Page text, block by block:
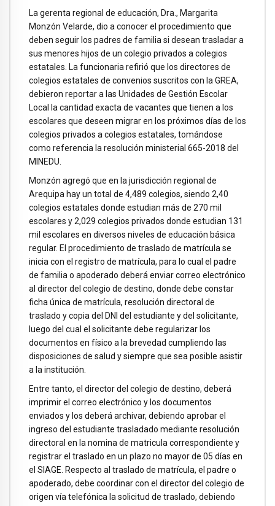
La gerenta regional de educación, Dra., Margarita
Monzón Velarde, dio a conocer el procedimiento que
deben seguir los padres de familia si desean trasladar a
sus menores hijos de un colegio privados a colegios
estatales. La funcionaria refirió que los directores de
colegios estatales de convenios suscritos con la GREA,
debieron reportar a las Unidades de Gestión Escolar
Local la cantidad exacta de vacantes que tienen a los
escolares que deseen migrar en los próximos días de los
colegios privados a colegios estatales, tomándose
como referencia la resolución ministerial 665-2018 del
MINEDU.
Monzón agregó que en la jurisdicción regional de
Arequipa hay un total de 4,489 colegios, siendo 2,40
colegios estatales donde estudian más de 270 mil
escolares y 2,029 colegios privados donde estudian 131
mil escolares en diversos niveles de educación básica
regular. El procedimiento de traslado de matrícula se
inicia con el registro de matrícula, para lo cual el padre
de familia o apoderado deberá enviar correo electrónico
al director del colegio de destino, donde debe constar
ficha única de matrícula, resolución directoral de
traslado y copia del DNI del estudiante y del solicitante,
luego del cual el solicitante debe regularizar los
documentos en físico a la brevedad cumpliendo las
disposiciones de salud y siempre que sea posible asistir
a la institución.
Entre tanto, el director del colegio de destino, deberá
imprimir el correo electrónico y los documentos
enviados y los deberá archivar, debiendo aprobar el
ingreso del estudiante trasladado mediante resolución
directoral en la nomina de matricula correspondiente y
registrar el traslado en un plazo no mayor de 05 días en
el SIAGE. Respecto al traslado de matrícula, el padre o
apoderado, debe coordinar con el director del colegio de
origen vía telefónica la solicitud de traslado, debiendo